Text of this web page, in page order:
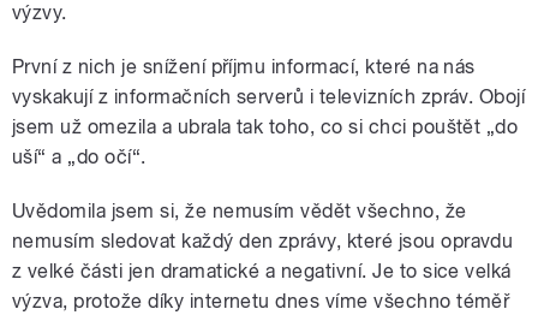
výzvy.
První z nich je snížení příjmu informací, které na nás
vyskakují z informačních serverů i televizních zpráv. Obojí
jsem už omezila a ubrala tak toho, co si chci pouštět „do
uší“ a „do očí“.
Uvědomila jsem si, že nemusím vědět všechno, že
nemusím sledovat každý den zprávy, které jsou opravdu
z velké části jen dramatické a negativní. Je to sice velká
výzva, protože díky internetu dnes víme všechno téměř